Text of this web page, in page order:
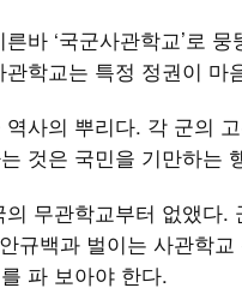
바 ‘국군사관학교’로
학교는 특정 정권이
사의 뿌리다. 각 군의
것은 국민을 기만하는
무관학교부터 없앴다
규백과 벌이는 사관학
파 보아야 한다.